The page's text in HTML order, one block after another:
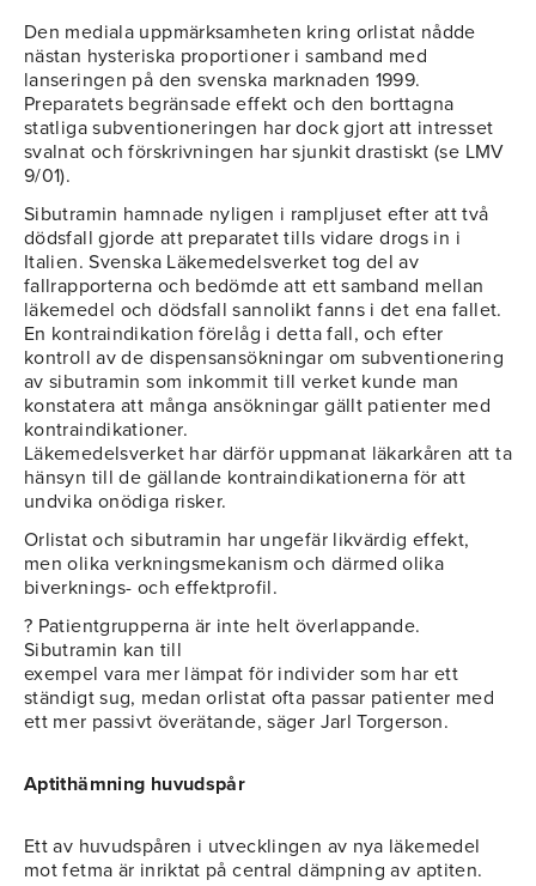
Den mediala uppmärksamheten kring orlistat nådde
nästan hysteriska proportioner i samband med
lanseringen på den svenska marknaden 1999.
Preparatets begränsade effekt och den borttagna
statliga subventioneringen har dock gjort att intresset
svalnat och förskrivningen har sjunkit drastiskt (se LMV
9/01).
Sibutramin hamnade nyligen i rampljuset efter att två
dödsfall gjorde att preparatet tills vidare drogs in i
Italien. Svenska Läkemedelsverket tog del av
fallrapporterna och bedömde att ett samband mellan
läkemedel och dödsfall sannolikt fanns i det ena fallet.
En kontraindikation förelåg i detta fall, och efter
kontroll av de dispensansökningar om subventionering
av sibutramin som inkommit till verket kunde man
konstatera att många ansökningar gällt patienter med
kontraindikationer.
Läkemedelsverket har därför uppmanat läkarkåren att ta
hänsyn till de gällande kontraindikationerna för att
undvika onödiga risker.
Orlistat och sibutramin har ungefär likvärdig effekt,
men olika verkningsmekanism och därmed olika
biverknings- och effektprofil.
? Patientgrupperna är inte helt överlappande.
Sibutramin kan till
exempel vara mer lämpat för individer som har ett
ständigt sug, medan orlistat ofta passar patienter med
ett mer passivt överätande, säger Jarl Torgerson.
Aptithämning huvudspår
Ett av huvudspåren i utvecklingen av nya läkemedel
mot fetma är inriktat på central dämpning av aptiten.